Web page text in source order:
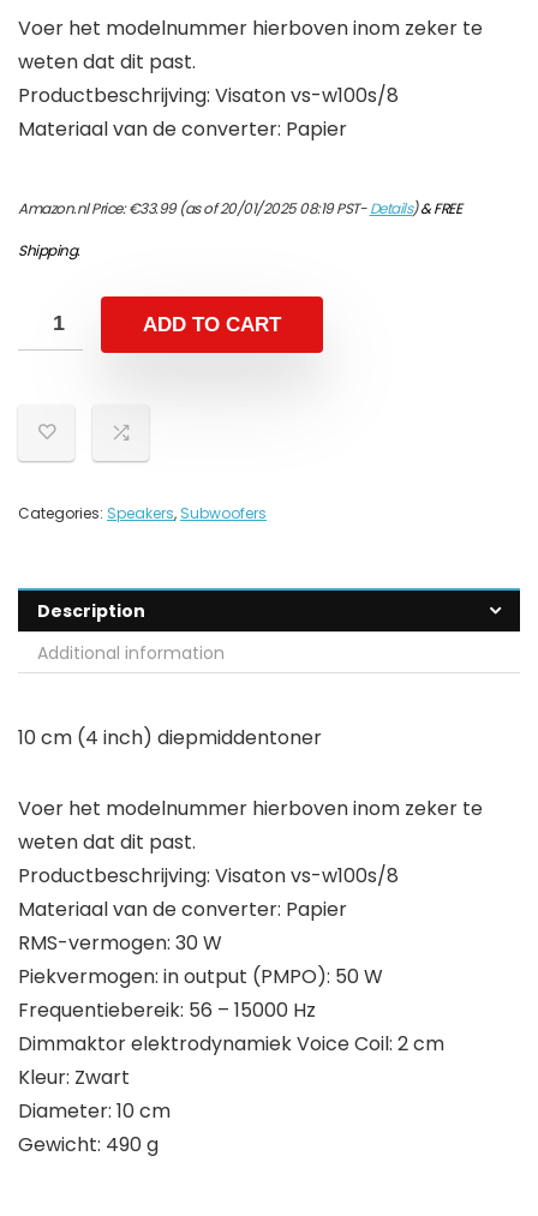
Voer het modelnummer hierboven inom zeker te
weten dat dit past.
Productbeschrijving: Visaton vs-w100s/8
Materiaal van de converter: Papier
Amazon.nl Price:€33.99(as of 20/01/2025 08:19 PST-Details)&FREE
Shipping.
ADD TO CART
Categories: Speakers, Subwoofers
Description
Additional information
10 cm (4 inch) diepmiddentoner
Voer het modelnummer hierboven inom zeker te
weten dat dit past.
Productbeschrijving: Visaton vs-w100s/8
Materiaal van de converter: Papier
RMS-vermogen: 30 W
Piekvermogen: in output (PMPO): 50 W
Frequentiebereik: 56 – 15000 Hz
Dimmaktor elektrodynamiek Voice Coil: 2 cm
Kleur: Zwart
Diameter: 10 cm
Gewicht: 490 g